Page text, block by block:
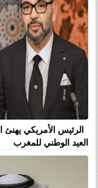
الرئيس الأمريكي
العيد الوطني للمغرب